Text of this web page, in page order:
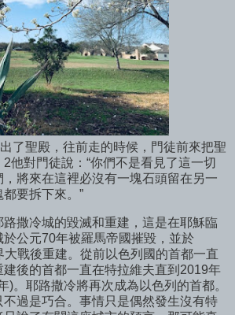
了聖殿，往前走的時候，門徒前來把聖
他對門徒說：“你們不是看見了這一切
將來在這裡必沒有一塊石頭留在另一
要拆下來。”
撒冷城的毀滅和重建，這是在耶穌臨
公元70年被羅馬帝國摧毀，並於
大戰後重建。從前以色列國的首都一直
後的首都一直在特拉維夫直到2019年
)。耶路撒冷將再次成為以色列的首都。
過是巧合。事情只是偶然發生沒有特